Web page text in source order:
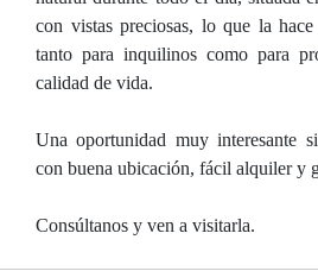
con vistas preciosas, lo que la hace
tanto para inquilinos como para
calidad de vida.
Una oportunidad muy interesante
con buena ubicación, fácil alquiler y
Consúltanos y ven a visitarla.